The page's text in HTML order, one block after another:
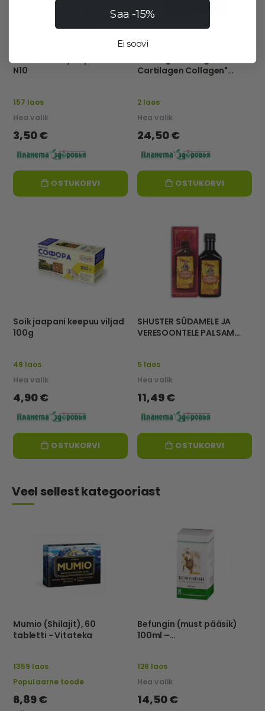
N10
157 laos
Hea valik
3,50 €
OSTUKORVI
Cartilagen Collagen"
2 laos
Hea valik
24,50 €
OSTUKORVI
Soik jaapani keepuu viljad
100g
49 laos
Hea valik
4,90 €
OSTUKORVI
SHUSTER SÜDAMELE JA
VERESOONTELE PALSAM
5 laos
Hea valik
11,49 €
OSTUKORVI
Veel sellest kategooriast
Mumio (Shilajit), 60
tabletti - Vitateka
1359 laos
Populaarne toode
6,89 €
Befungin (must pääsik)
100ml –
126 laos
Hea valik
14,50 €
Saa -15%
Ei soovi